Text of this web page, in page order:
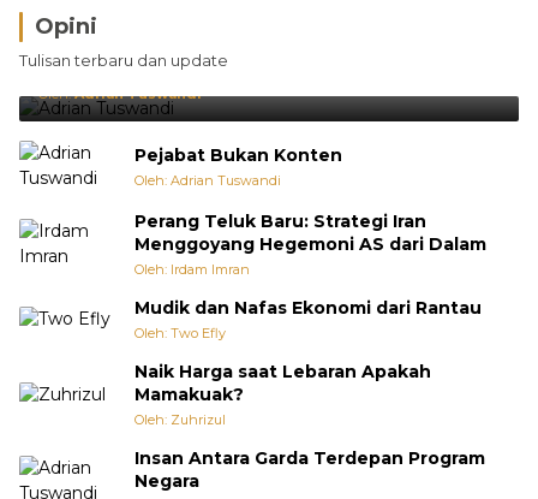
Opini
Tulisan terbaru dan update
Brasil Lebih Diunggulkan, tetapi Jepang Selalu
Punya Cara Membuat Kejutan
Oleh:Adrian Tuswandi
Pejabat Bukan Konten
Oleh: Adrian Tuswandi
Perang Teluk Baru: Strategi Iran
Menggoyang Hegemoni AS dari Dalam
Oleh: Irdam Imran
Mudik dan Nafas Ekonomi dari Rantau
Oleh: Two Efly
Naik Harga saat Lebaran Apakah
Mamakuak?
Oleh: Zuhrizul
Insan Antara Garda Terdepan Program
Negara